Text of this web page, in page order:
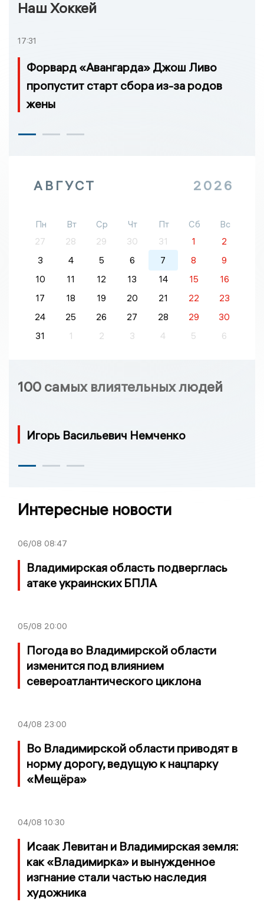
Наш Хоккей
17:31
Форвард «Авангарда» Джош Ливо
пропустит старт сбора из-за родов
жены
АВГУСТ 2026
Пн Вт Ср Чт Пт Сб
Вс
27
28 29 30 31 1
2
3
4 5 6 7 8
9
10
11 12 13 14 15
16
17
18 19 20 21 22
23
24
25 26 27 28 29
30
31
1 2 3 4 5 6
100 самых влиятельных людей
Игорь Васильевич Немченко
Интересные новости
06/08 08:47
Владимирская область подверглась
атаке украинских БПЛА
05/08 20:00
Погода во Владимирской области
изменится под влиянием
североатлантического циклона
04/08 23:00
Во Владимирской области приводят в
норму дорогу, ведущую к нацпарку
«Мещёра»
04/08 10:30
Исаак Левитан и Владимирская земля:
как «Владимирка» и вынужденное
изгнание стали частью наследия
художника